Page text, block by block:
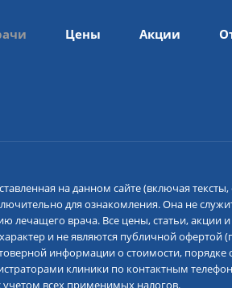
Цены Акции
на данном сайте (включая
для ознакомления. Она не
лечащего врача. Все цены, статьи, акции
и не являются публичной офертой
информации о стоимости, порядке
клиники по контактным
учетом всех применимых налогов.